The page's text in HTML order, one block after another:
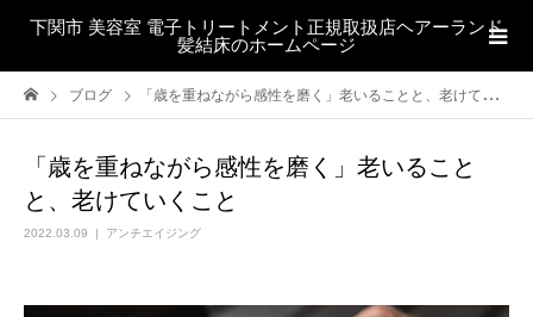
下関市 美容室 電子トリートメント正規取扱店ヘアーランド
髪結床のホームページ
ブログ 「歳を重ねながら感性を磨く」老いることと、老けていくこと
「歳を重ねながら感性を磨く」老いること
と、老けていくこと
2022.03.09 アンチエイジング